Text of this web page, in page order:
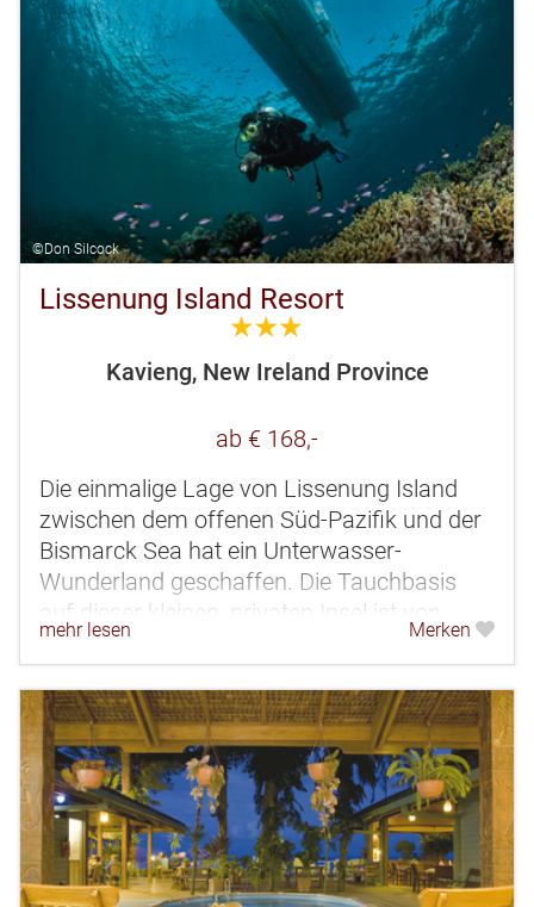
©Don Silcock
Lissenung Island Resort
3.0
Kavieng, New Ireland Province
ab € 168,-
Die einmalige Lage von Lissenung Island
zwischen dem offenen Süd-Pazifik und der
Bismarck Sea hat ein Unterwasser-
Wunderland geschaffen. Die Tauchbasis
auf dieser kleinen, privaten Insel ist von
großen schattenspendenden Palmen und
einem...
mehr lesen Merken